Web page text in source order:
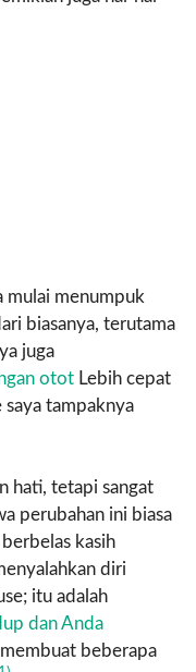
mulai menumpuk
biasanya, terutama
juga
otot Lebih cepat
tampaknya
hati, tetapi sangat
perubahan ini biasa
kasih
diri
itu adalah
dan Anda
beberapa